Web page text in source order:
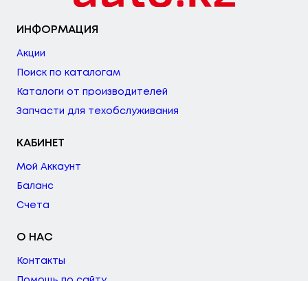
ИНФОРМАЦИЯ
Акции
Поиск по каталогам
Каталоги от производителей
Запчасти для техобслуживания
КАБИНЕТ
Мой Аккаунт
Баланс
Счета
О НАС
Контакты